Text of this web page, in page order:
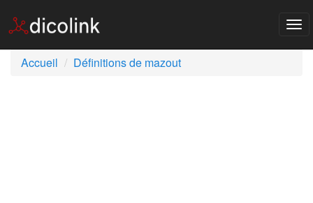
Accueil
Définitions de mazout